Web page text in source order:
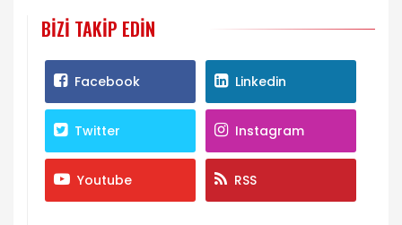
BIZI TAKIP EDIN
Facebook Linkedin
Twitter Instagram
Youtube RSS